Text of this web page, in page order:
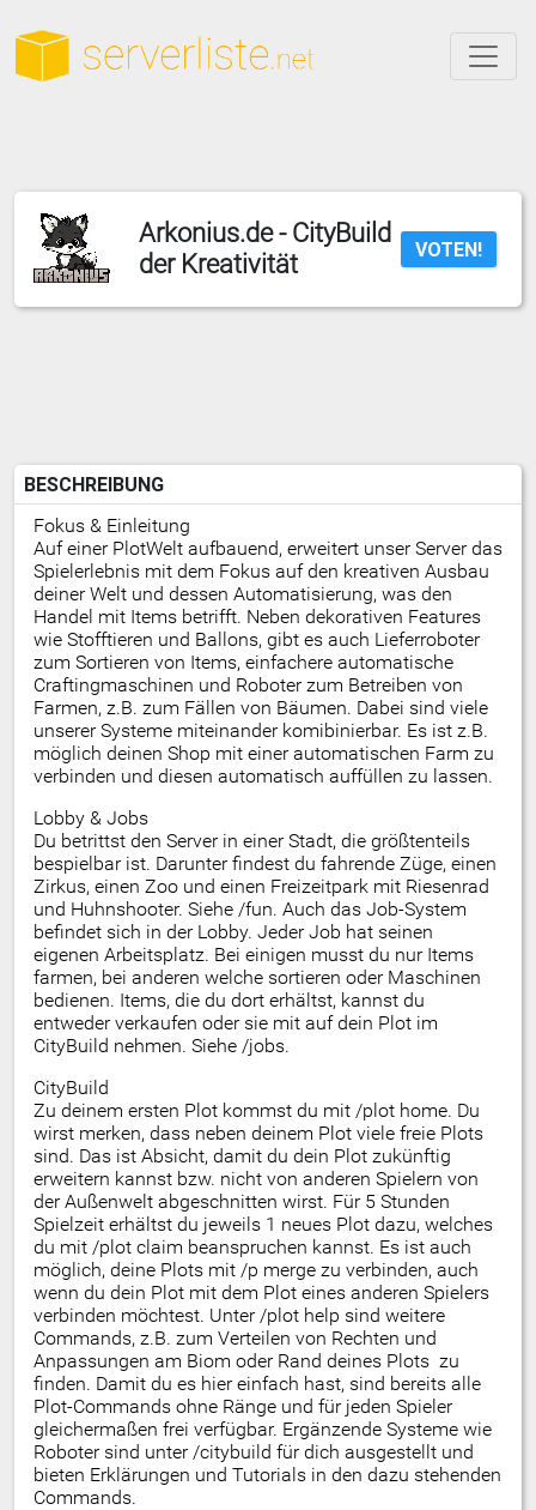
Arkonius.de - CityBuild
der Kreativität
VOTEN!
BESCHREIBUNG
Fokus & Einleitung
Auf einer PlotWelt aufbauend, erweitert unser Server das
Spielerlebnis mit dem Fokus auf den kreativen Ausbau
deiner Welt und dessen Automatisierung, was den
Handel mit Items betrifft. Neben dekorativen Features
wie Stofftieren und Ballons, gibt es auch Lieferroboter
zum Sortieren von Items, einfachere automatische
Craftingmaschinen und Roboter zum Betreiben von
Farmen, z.B. zum Fällen von Bäumen. Dabei sind viele
unserer Systeme miteinander komibinierbar. Es ist z.B.
möglich deinen Shop mit einer automatischen Farm zu
verbinden und diesen automatisch auffüllen zu lassen.
Lobby & Jobs
Du betrittst den Server in einer Stadt, die größtenteils
bespielbar ist. Darunter findest du fahrende Züge, einen
Zirkus, einen Zoo und einen Freizeitpark mit Riesenrad
und Huhnshooter. Siehe /fun. Auch das Job-System
befindet sich in der Lobby. Jeder Job hat seinen
eigenen Arbeitsplatz. Bei einigen musst du nur Items
farmen, bei anderen welche sortieren oder Maschinen
bedienen. Items, die du dort erhältst, kannst du
entweder verkaufen oder sie mit auf dein Plot im
CityBuild nehmen. Siehe /jobs.
CityBuild
Zu deinem ersten Plot kommst du mit /plot home. Du
wirst merken, dass neben deinem Plot viele freie Plots
sind. Das ist Absicht, damit du dein Plot zukünftig
erweitern kannst bzw. nicht von anderen Spielern von
der Außenwelt abgeschnitten wirst. Für 5 Stunden
Spielzeit erhältst du jeweils 1 neues Plot dazu, welches
du mit /plot claim beanspruchen kannst. Es ist auch
möglich, deine Plots mit /p merge zu verbinden, auch
wenn du dein Plot mit dem Plot eines anderen Spielers
verbinden möchtest. Unter /plot help sind weitere
Commands, z.B. zum Verteilen von Rechten und
Anpassungen am Biom oder Rand deines Plots zu
finden. Damit du es hier einfach hast, sind bereits alle
Plot-Commands ohne Ränge und für jeden Spieler
gleichermaßen frei verfügbar. Ergänzende Systeme wie
Roboter sind unter /citybuild für dich ausgestellt und
bieten Erklärungen und Tutorials in den dazu stehenden
Commands.